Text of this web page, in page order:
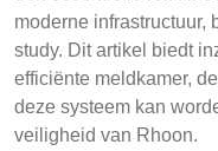
moderne infrastructuur,
study. Dit artikel biedt
efficiënte meldkamer,
deze systeem kan
veiligheid van Rhoon.